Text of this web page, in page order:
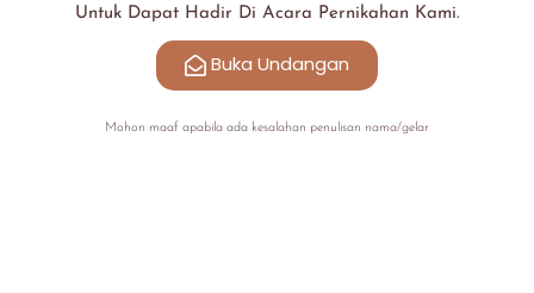
Untuk Dapat Hadir Di Acara Pernikahan Kami.
Buka Undangan
Mohon maaf apabila ada kesalahan penulisan nama/gelar